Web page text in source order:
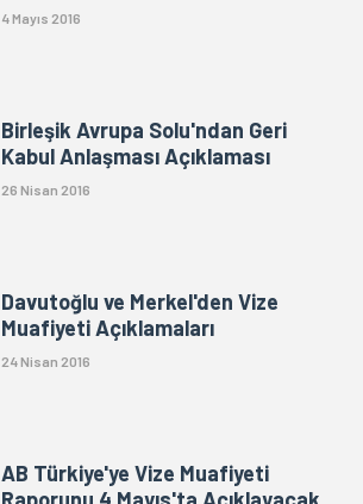
4 Mayıs 2016
Birleşik Avrupa Solu'ndan Geri
Kabul Anlaşması Açıklaması
26 Nisan 2016
Davutoğlu ve Merkel'den Vize
Muafiyeti Açıklamaları
24 Nisan 2016
AB Türkiye'ye Vize Muafiyeti